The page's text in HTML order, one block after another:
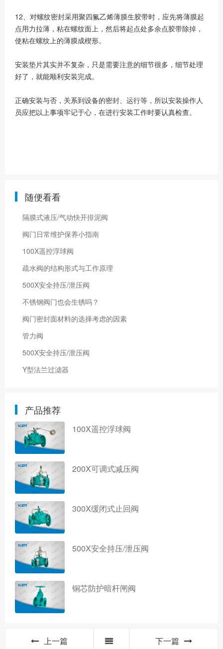
12、对螺纹密封采用聚四氟乙烯薄膜生胶带时，应先将薄膜起
点用力拉薄，粘在螺纹面上，然后将起点处多余点胶带除掉，
使粘在螺纹上的薄膜成楔形。
安装垫片其实并不复杂，只是需要注意的细节很多，细节处理
好了，就能顺利安装完成。
正确安装与否，关系到设备的密封、运行等，所以安装操作人
员应把以上事项牢记于心，在进行安装工作时要认真检查。
随便看看
隔膜式液压/气动快开排泥阀
阀门日常维护保养小指南
100X遥控浮球阀
疏水阀的结构形式与工作原理
500X安全持压/泄压阀
不锈钢阀门也会生锈吗？
阀门密封面材料的选择考虑的因素
管力阀
500X安全持压/泄压阀
Y型法兰过滤器
产品推荐
100X遥控浮球阀
200X可调式减压阀
300X缓闭式止回阀
500X安全持压/泄压阀
铜芯防护暗杆闸阀
上一篇 下一篇